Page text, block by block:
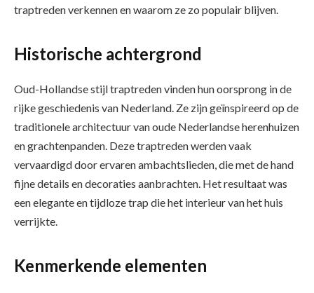
traptreden verkennen en waarom ze zo populair blijven.
Historische achtergrond
Oud-Hollandse stijl traptreden vinden hun oorsprong in de
rijke geschiedenis van Nederland. Ze zijn geïnspireerd op de
traditionele architectuur van oude Nederlandse herenhuizen
en grachtenpanden. Deze traptreden werden vaak
vervaardigd door ervaren ambachtslieden, die met de hand
fijne details en decoraties aanbrachten. Het resultaat was
een elegante en tijdloze trap die het interieur van het huis
verrijkte.
Kenmerkende elementen